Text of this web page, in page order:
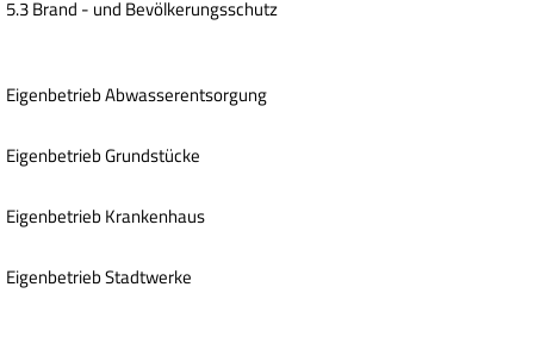
5.3 Brand - und Bevölkerungsschutz
Eigenbetrieb Abwasserentsorgung
Eigenbetrieb Grundstücke
Eigenbetrieb Krankenhaus
Eigenbetrieb Stadtwerke